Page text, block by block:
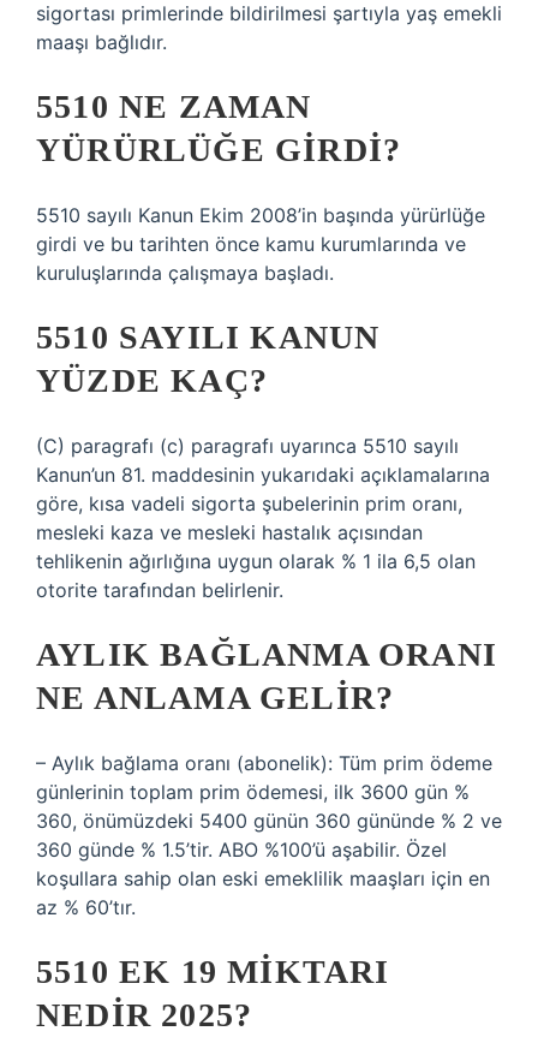
sigortası primlerinde bildirilmesi şartıyla yaş emekli
maaşı bağlıdır.
5510 NE ZAMAN
YÜRÜRLÜĞE GIRDI?
5510 sayılı Kanun Ekim 2008’in başında yürürlüğe
girdi ve bu tarihten önce kamu kurumlarında ve
kuruluşlarında çalışmaya başladı.
5510 SAYILI KANUN
YÜZDE KAÇ?
(C) paragrafı (c) paragrafı uyarınca 5510 sayılı
Kanun’un 81. maddesinin yukarıdaki açıklamalarına
göre, kısa vadeli sigorta şubelerinin prim oranı,
mesleki kaza ve mesleki hastalık açısından
tehlikenin ağırlığına uygun olarak % 1 ila 6,5 ​​olan
otorite tarafından belirlenir.
AYLIK BAĞLANMA ORANI
NE ANLAMA GELIR?
– Aylık bağlama oranı (abonelik): Tüm prim ödeme
günlerinin toplam prim ödemesi, ilk 3600 gün %
360, önümüzdeki 5400 günün 360 gününde % 2 ve
360 ​​günde % 1.5’tir. ABO %100’ü aşabilir. Özel
koşullara sahip olan eski emeklilik maaşları için en
az % 60’tır.
5510 EK 19 MIKTARI
NEDIR 2025?